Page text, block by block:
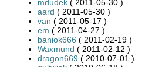
mdudek ( 2011-05-30 )
aard ( 2011-05-30 )
van ( 2011-05-17 )
em ( 2011-04-27 )
baniok666 ( 2011-02-19 )
Waxmund ( 2011-02-12 )
dragon669 ( 2010-07-01 )